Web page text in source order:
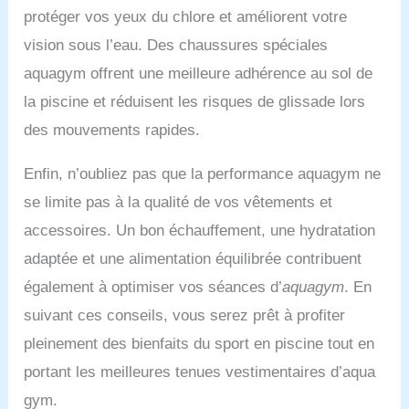
pour la natation et le surf,
permettant une grande
des bras et un confort
optimal. 【Design
maillot de bain anti-UV
imprimé original qui
tranche avec les modèles
éclatantes sont durables
et résistantes à la
saisissant et attrayant.
【Idéal pour de
Ce maillot de bain à
manches courtes pour
l’entraînement, la
activité sportive ou
aquatique. Séchage
rapidement, il ne goutte
pas lorsque vous sortez
pour soutenir les muscles
lors d’entraînements et
Coutures plates
résistantes à l’abrasion
mouvement : Les
intégrées évitent les
irritations, conservent une
garantissent une mobilité
sans contrainte aux
départs, virages et à
chaque brasse/crawl.
Confort et flexibilité
dynamique : Design
bicolore énergique en
protéger vos yeux du chlore et améliorent votre
vision sous l’eau. Des chaussures spéciales
aquagym offrent une meilleure adhérence au sol de
la piscine et réduisent les risques de glissade lors
des mouvements rapides.
Enfin, n’oubliez pas que la performance aquagym ne
se limite pas à la qualité de vos vêtements et
accessoires. Un bon échauffement, une hydratation
adaptée et une alimentation équilibrée contribuent
également à optimiser vos séances d’aquagym. En
suivant ces conseils, vous serez prêt à profiter
pleinement des bienfaits du sport en piscine tout en
portant les meilleures tenues vestimentaires d’aqua
gym.